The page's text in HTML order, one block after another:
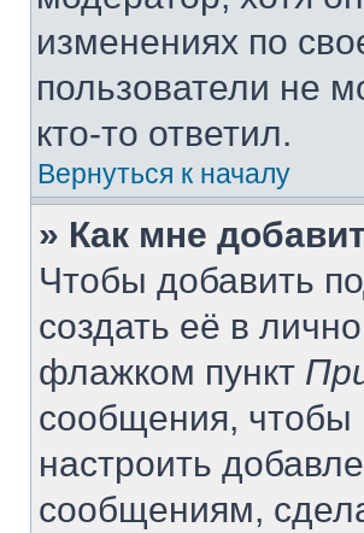
изменениях по
пользователи не
кто-то ответил.
Вернуться к началу
» Как мне
Чтобы добавить
создать её в
флажком пункт
сообщения, чтобы
настроить
сообщениям,